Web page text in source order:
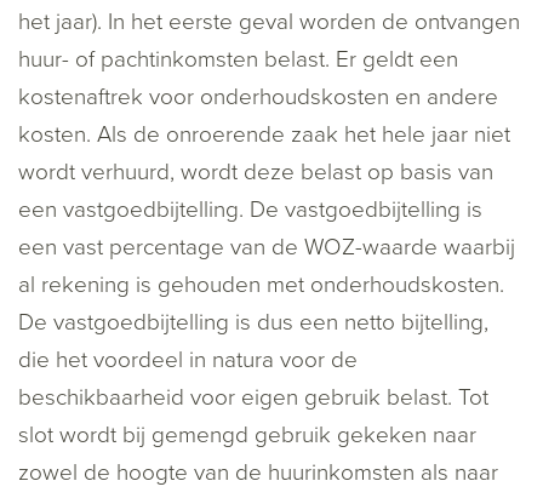
het jaar). In het eerste geval worden de ontvangen
huur- of pachtinkomsten belast. Er geldt een
kostenaftrek voor onderhoudskosten en andere
kosten. Als de onroerende zaak het hele jaar niet
wordt verhuurd, wordt deze belast op basis van
een vastgoedbijtelling. De vastgoedbijtelling is
een vast percentage van de WOZ-waarde waarbij
al rekening is gehouden met onderhoudskosten.
De vastgoedbijtelling is dus een netto bijtelling,
die het voordeel in natura voor de
beschikbaarheid voor eigen gebruik belast. Tot
slot wordt bij gemengd gebruik gekeken naar
zowel de hoogte van de huurinkomsten als naar